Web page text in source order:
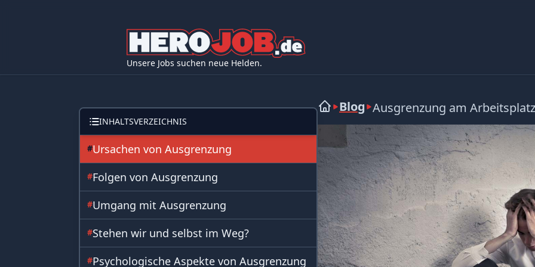
Unsere Jobs suchen neue Helden.
Blog Ausgrenzung am Arbeitsplatz
INHALTSVERZEICHNIS
#Ursachen von Ausgrenzung
#Folgen von Ausgrenzung
#Umgang mit Ausgrenzung
#Stehen wir und selbst im Weg?
#Psychologische Aspekte von Ausgrenzung